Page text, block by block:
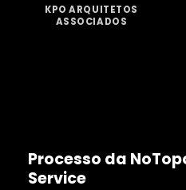
KPO ARQUITETOS
ASSOCIADOS
Processo da
Service